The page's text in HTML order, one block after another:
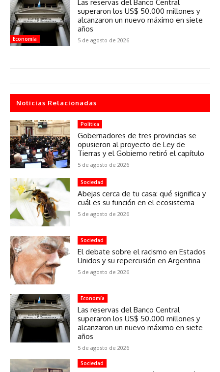
Economía
Las reservas del Banco Central
superaron los US$ 50.000 millones y
alcanzaron un nuevo máximo en siete
años
5 de agosto de 2026
Noticias Relacionadas
Política
Gobernadores de tres provincias se
opusieron al proyecto de Ley de
Tierras y el Gobierno retiró el capítulo
5 de agosto de 2026
Sociedad
Abejas cerca de tu casa: qué significa y
cuál es su función en el ecosistema
5 de agosto de 2026
Sociedad
El debate sobre el racismo en Estados
Unidos y su repercusión en Argentina
5 de agosto de 2026
Economía
Las reservas del Banco Central
superaron los US$ 50.000 millones y
alcanzaron un nuevo máximo en siete
años
5 de agosto de 2026
Sociedad